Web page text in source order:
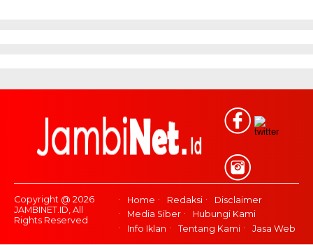
Copyright @ 2026
JAMBINET.ID, All
Rights Reserved
Home Redaksi
Disclaimer
Media Siber
Hubungi Kami
Info Iklan
Tentang Kami Jasa Web